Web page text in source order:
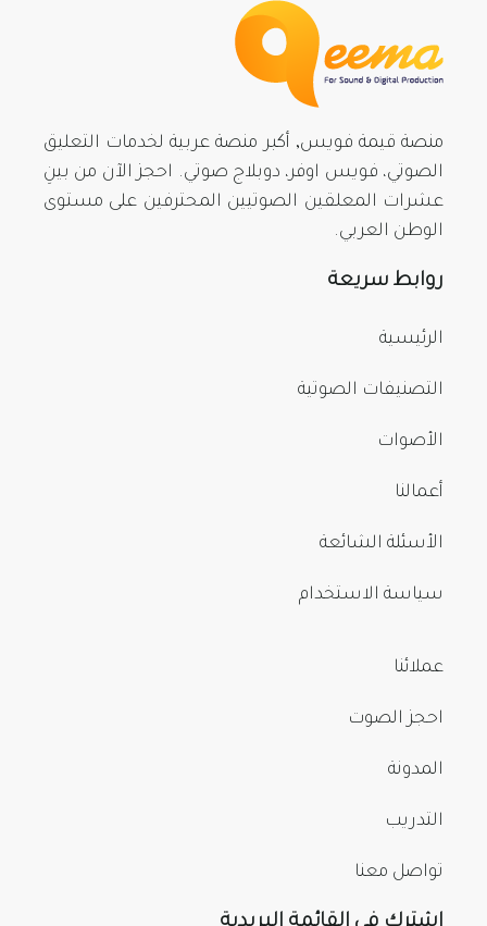
منصة قيمة فويس, أكبر منصة عربية لخدمات التعليق
الصوتي، فويس اوفر، دوبلاج صوتي. احجز الآن من بينِ
عشرات المعلقين الصوتيين المحترفين على مستوى
الوطن العربي.
روابط سريعة
الرئيسية
التصنيفات الصوتية
الأصوات
أعمالنا
الأسئلة الشائعة
سياسة الاستخدام
عملائنا
احجز الصوت
المدونة
التدريب
تواصل معنا